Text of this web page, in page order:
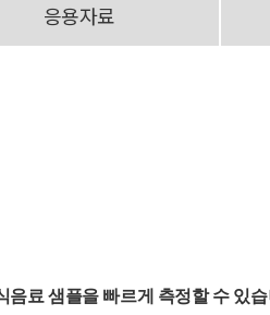
응용자료
료 샘플을 빠르게 측정할 수 있